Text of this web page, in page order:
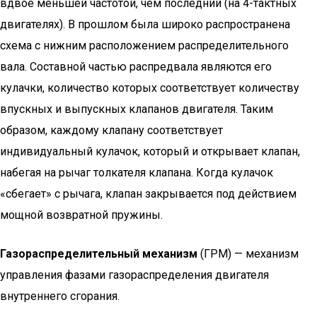
вдвое меньшей частотой, чем последний (на 4-тактных
двигателях). В прошлом была широко распространена
схема с нижним расположением распределительного
вала. Составной частью распредвала являются его
кулачки, количество которых соответствует количеству
впускных и выпускных клапанов двигателя. Таким
образом, каждому клапану соответствует
индивидуальный кулачок, который и открывает клапан,
набегая на рычаг толкателя клапана. Когда кулачок
«сбегает» с рычага, клапан закрывается под действием
мощной возвратной пружины.
Газораспределительный механизм (ГРМ) — механизм
управления фазами газораспределения двигателя
внутреннего сгорания.